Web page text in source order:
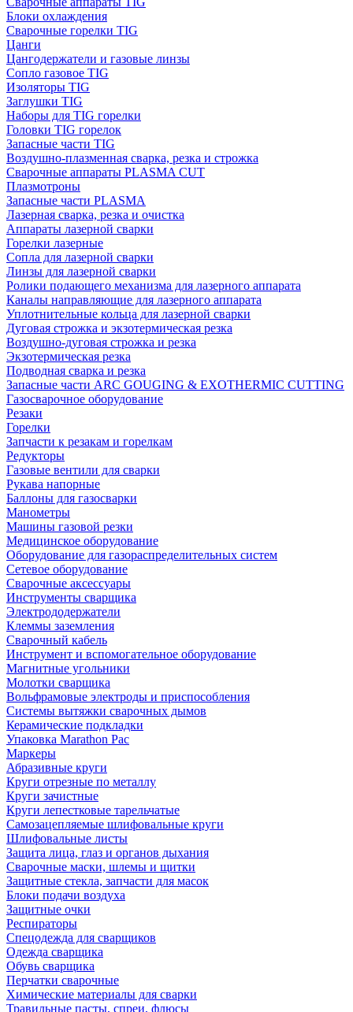
Блоки охлаждения
Сварочные горелки TIG
Цанги
Цангодержатели и газовые линзы
Сопло газовое TIG
Изоляторы TIG
Заглушки TIG
Наборы для TIG горелки
Головки TIG горелок
Запасные части TIG
Воздушно-плазменная сварка, резка и строжка
Сварочные аппараты PLASMA CUT
Плазмотроны
Запасные части PLASMA
Лазерная сварка, резка и очистка
Аппараты лазерной сварки
Горелки лазерные
Сопла для лазерной сварки
Линзы для лазерной сварки
Ролики подающего механизма для лазерного аппарата
Каналы направляющие для лазерного аппарата
Уплотнительные кольца для лазерной сварки
Дуговая строжка и экзотермическая резка
Воздушно-дуговая строжка и резка
Экзотермическая резка
Подводная сварка и резка
Запасные части ARC GOUGING & EXOTHERMIC CUTTING
Газосварочное оборудование
Резаки
Горелки
Запчасти к резакам и горелкам
Редукторы
Газовые вентили для сварки
Рукава напорные
Баллоны для газосварки
Манометры
Машины газовой резки
Медицинское оборудование
Оборудование для газораспределительных систем
Сетевое оборудование
Сварочные аксессуары
Инструменты сварщика
Электрододержатели
Клеммы заземления
Сварочный кабель
Инструмент и вспомогательное оборудование
Магнитные угольники
Молотки сварщика
Вольфрамовые электроды и приспособления
Системы вытяжки сварочных дымов
Керамические подкладки
Упаковка Marathon Pac
Маркеры
Абразивные круги
Круги отрезные по металлу
Круги зачистные
Круги лепестковые тарельчатые
Самозацепляемые шлифовальные круги
Шлифовальные листы
Защита лица, глаз и органов дыхания
Сварочные маски, шлемы и щитки
Защитные стекла, запчасти для масок
Блоки подачи воздуха
Защитные очки
Респираторы
Спецодежда для сварщиков
Одежда сварщика
Обувь сварщика
Перчатки сварочные
Химические материалы для сварки
Травильные пасты, спреи, флюсы